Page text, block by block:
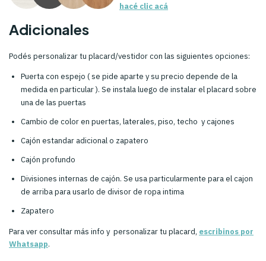
hacé clic acá
Adicionales
Podés personalizar tu placard/vestidor con las siguientes opciones:
Puerta con espejo ( se pide aparte y su precio depende de la
medida en particular ). Se instala luego de instalar el placard sobre
una de las puertas
Cambio de color en puertas, laterales, piso, techo y cajones
Cajón estandar adicional o zapatero
Cajón profundo
Divisiones internas de cajón. Se usa particularmente para el cajon
de arriba para usarlo de divisor de ropa intima
Zapatero
Para ver consultar más info y personalizar tu placard, escribinos por
Whatsapp.